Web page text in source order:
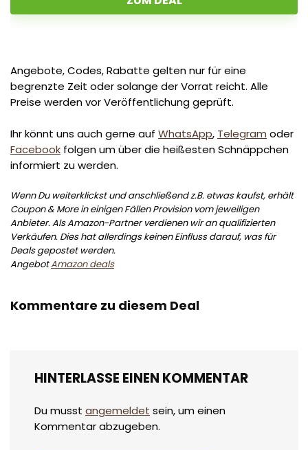
Angebote, Codes, Rabatte gelten nur für eine
begrenzte Zeit oder solange der Vorrat reicht. Alle
Preise werden vor Veröffentlichung geprüft.
Ihr könnt uns auch gerne auf WhatsApp, Telegram oder
Facebook folgen um über die heißesten Schnäppchen
informiert zu werden.
Wenn Du weiterklickst und anschließend z.B. etwas kaufst, erhält
Coupon & More in einigen Fällen Provision vom jeweiligen
Anbieter. Als Amazon-Partner verdienen wir an qualifizierten
Verkäufen. Dies hat allerdings keinen Einfluss darauf, was für
Deals gepostet werden.
AngebotAmazon deals
Kommentare zu diesem Deal
HINTERLASSE EINEN KOMMENTAR
Du musst angemeldet sein, um einen
Kommentar abzugeben.